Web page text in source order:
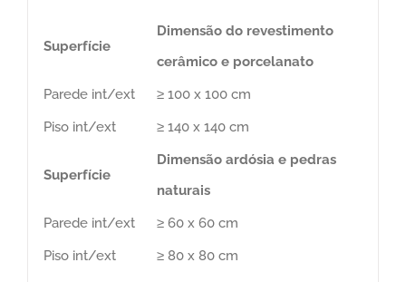
Superfície
Dimensão do revestimento
cerâmico e porcelanato
Parede int/ext
≥ 100 x 100 cm
Piso int/ext
≥ 140 x 140 cm
Superfície
Dimensão ardósia e pedras
naturais
Parede int/ext
≥ 60 x 60 cm
Piso int/ext
≥ 80 x 80 cm